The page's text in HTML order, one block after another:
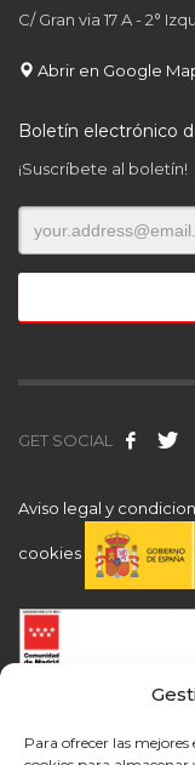
Para ofrecer las
C/ Gran via 17 A - 2°
Abrir en Google
Boletín electrónico
¡Suscríbete al boletín!
GET SOCIAL
Aviso legal y
cookies